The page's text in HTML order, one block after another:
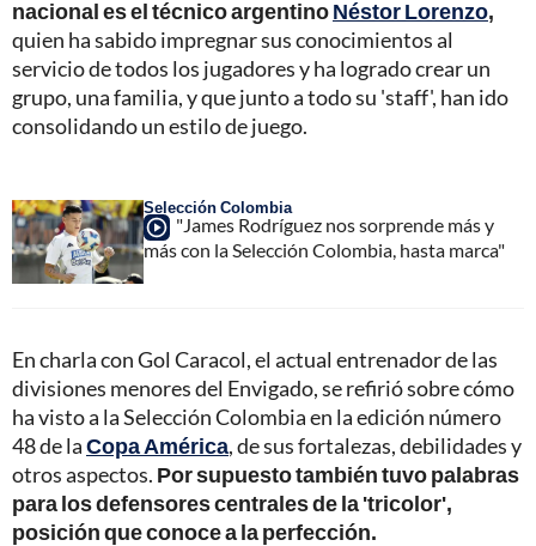
nacional es el técnico argentinoNéstor Lorenzo,
quien ha sabido impregnar sus conocimientos al
servicio de todos los jugadores y ha logrado crear un
grupo, una familia, y que junto a todo su 'staff', han ido
consolidando un estilo de juego.
Selección Colombia
"James Rodríguez nos sorprende más y
más con la Selección Colombia, hasta marca"
En charla con Gol Caracol, el actual entrenador de las
divisiones menores del Envigado, se refirió sobre cómo
ha visto a la Selección Colombia en la edición número
48 de laCopa América, de sus fortalezas, debilidades y
otros aspectos. Por supuesto también tuvo palabras
para los defensores centrales de la 'tricolor',
posición que conoce a la perfección.